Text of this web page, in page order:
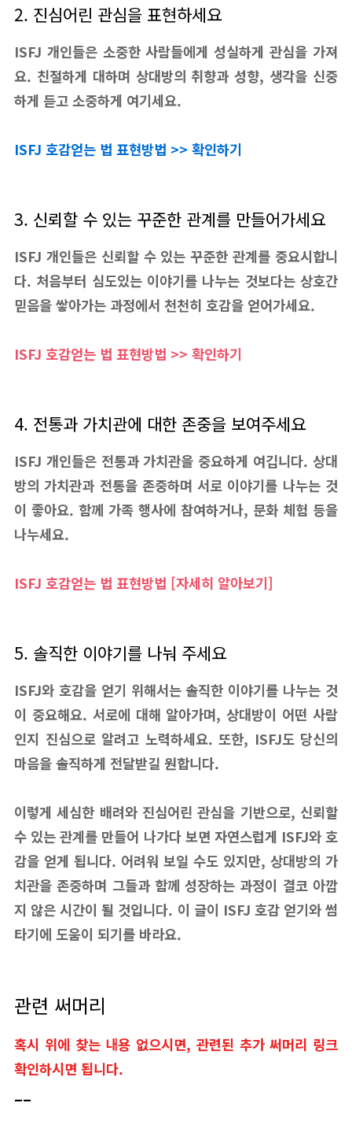
2. 진심어린 관심을 표현하세요
ISFJ 개인들은 소중한 사람들에게 성실하게 관심을 가져
요. 친절하게 대하며 상대방의 취향과 성향, 생각을 신중
하게 듣고 소중하게 여기세요.
ISFJ 호감얻는 법 표현방법 >> 확인하기
3. 신뢰할 수 있는 꾸준한 관계를 만들어가세요
ISFJ 개인들은 신뢰할 수 있는 꾸준한 관계를 중요시합니
다. 처음부터 심도있는 이야기를 나누는 것보다는 상호간
믿음을 쌓아가는 과정에서 천천히 호감을 얻어가세요.
ISFJ 호감얻는 법 표현방법 >> 확인하기
4. 전통과 가치관에 대한 존중을 보여주세요
ISFJ 개인들은 전통과 가치관을 중요하게 여깁니다. 상대
방의 가치관과 전통을 존중하며 서로 이야기를 나누는 것
이 좋아요. 함께 가족 행사에 참여하거나, 문화 체험 등을
나누세요.
ISFJ 호감얻는 법 표현방법 [자세히 알아보기]
5. 솔직한 이야기를 나눠 주세요
ISFJ와 호감을 얻기 위해서는 솔직한 이야기를 나누는 것
이 중요해요. 서로에 대해 알아가며, 상대방이 어떤 사람
인지 진심으로 알려고 노력하세요. 또한, ISFJ도 당신의
마음을 솔직하게 전달받길 원합니다.
이렇게 세심한 배려와 진심어린 관심을 기반으로, 신뢰할
수 있는 관계를 만들어 나가다 보면 자연스럽게 ISFJ와 호
감을 얻게 됩니다. 어려워 보일 수도 있지만, 상대방의 가
치관을 존중하며 그들과 함께 성장하는 과정이 결코 아깝
지 않은 시간이 될 것입니다. 이 글이 ISFJ 호감 얻기와 썸
타기에 도움이 되기를 바라요.
관련 써머리
혹시 위에 찾는 내용 없으시면, 관련된 추가 써머리 링크
확인하시면 됩니다.